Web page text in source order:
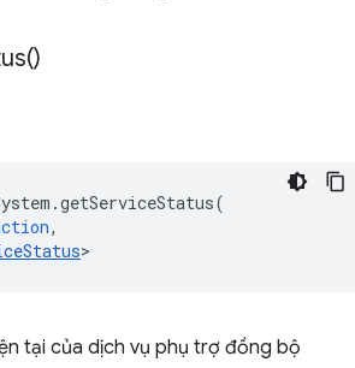
)
.getServiceStatus(
,
>
tại của dịch vụ phụ trợ đồng bộ